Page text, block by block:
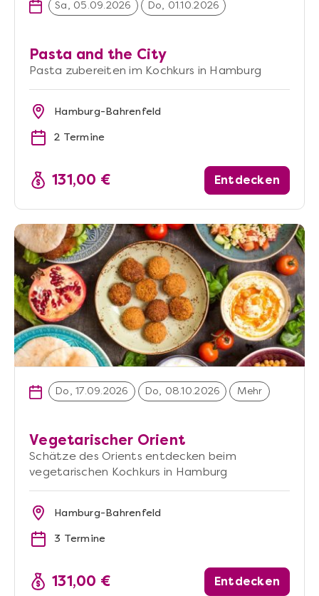
Sa, 05.09.2026 Do, 01.10.2026
Pasta and the City
Pasta zubereiten im Kochkurs in Hamburg
Hamburg-Bahrenfeld
2 Termine
131,00 € Entdecken
Do, 17.09.2026 Do, 08.10.2026 Mehr
Vegetarischer Orient
Schätze des Orients entdecken beim
vegetarischen Kochkurs in Hamburg
Hamburg-Bahrenfeld
3 Termine
131,00 € Entdecken